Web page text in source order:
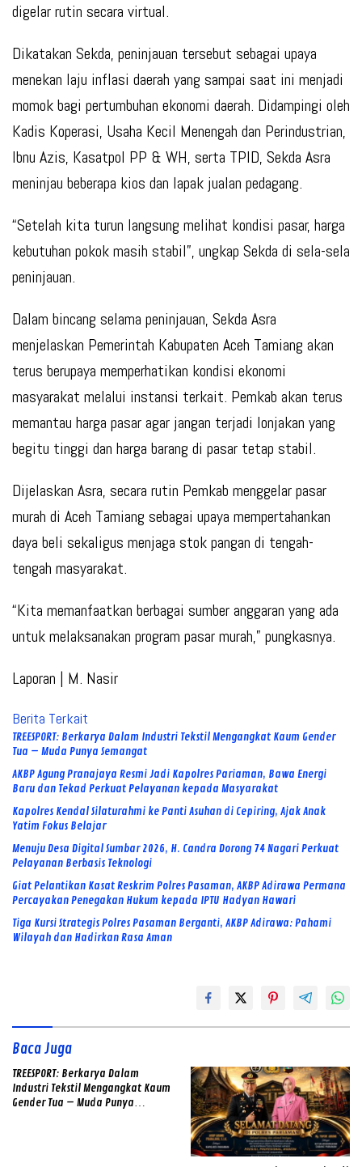
digelar rutin secara virtual.
Dikatakan Sekda, peninjauan tersebut sebagai upaya
menekan laju inflasi daerah yang sampai saat ini menjadi
momok bagi pertumbuhan ekonomi daerah. Didampingi oleh
Kadis Koperasi, Usaha Kecil Menengah dan Perindustrian,
Ibnu Azis, Kasatpol PP & WH, serta TPID, Sekda Asra
meninjau beberapa kios dan lapak jualan pedagang.
“Setelah kita turun langsung melihat kondisi pasar, harga
kebutuhan pokok masih stabil”, ungkap Sekda di sela-sela
peninjauan.
Dalam bincang selama peninjauan, Sekda Asra
menjelaskan Pemerintah Kabupaten Aceh Tamiang akan
terus berupaya memperhatikan kondisi ekonomi
masyarakat melalui instansi terkait. Pemkab akan terus
memantau harga pasar agar jangan terjadi lonjakan yang
begitu tinggi dan harga barang di pasar tetap stabil.
Dijelaskan Asra, secara rutin Pemkab menggelar pasar
murah di Aceh Tamiang sebagai upaya mempertahankan
daya beli sekaligus menjaga stok pangan di tengah-
tengah masyarakat.
“Kita memanfaatkan berbagai sumber anggaran yang ada
untuk melaksanakan program pasar murah,” pungkasnya.
Laporan | M. Nasir
Berita Terkait
TREESPORT: Berkarya Dalam Industri Tekstil Mengangkat Kaum Gender
Tua – Muda Punya Semangat
AKBP Agung Pranajaya Resmi Jadi Kapolres Pariaman, Bawa Energi
Baru dan Tekad Perkuat Pelayanan kepada Masyarakat
Kapolres Kendal Silaturahmi ke Panti Asuhan di Cepiring, Ajak Anak
Yatim Fokus Belajar
Menuju Desa Digital Sumbar 2026, H. Candra Dorong 74 Nagari Perkuat
Pelayanan Berbasis Teknologi
Giat Pelantikan Kasat Reskrim Polres Pasaman, AKBP Adirawa Permana
Percayakan Penegakan Hukum kepada IPTU Hadyan Hawari
Tiga Kursi Strategis Polres Pasaman Berganti, AKBP Adirawa: Pahami
Wilayah dan Hadirkan Rasa Aman
Baca Juga
TREESPORT: Berkarya Dalam
Industri Tekstil Mengangkat Kaum
Gender Tua – Muda Punya